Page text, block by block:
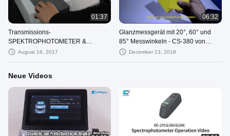
01:37
Transmissions-
SPEKTROPHOTOMETER &
FARBANALYSE
August 16, 2017
06:32
Glanzmessgerät mit 20°, 60° und
85° Messwinkeln - CS-380 von
CHNSpec Tech
December 13, 2018
Neue Videos